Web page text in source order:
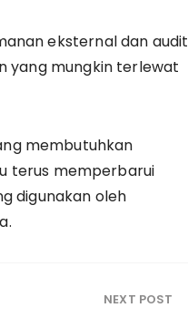
eksternal dan audit
yang mungkin terlewat
membutuhkan
terus memperbarui
digunakan oleh
NEXT POST